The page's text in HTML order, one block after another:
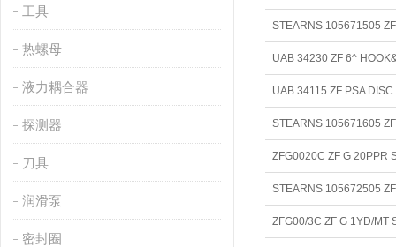
工具
热螺母
液力耦合器
探测器
刀具
润滑泵
密封圈
STEARNS 105671505
UAB 34230 ZF 6^
UAB 34115 ZF PSA
STEARNS 105671605
ZFG0020C ZF G 20PPR
STEARNS 105672505
ZFG00/3C ZF G 1YD/MT